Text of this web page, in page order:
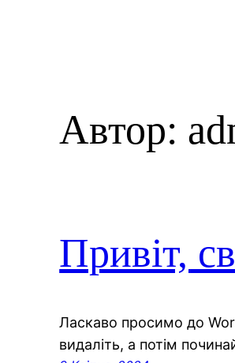
Автор:
Привіт,
Ласкаво просимо до
видаліть, а потім